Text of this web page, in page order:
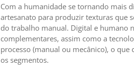
Com a humanidade se tornando mais
artesanato para produzir texturas que
do trabalho manual. Digital e humano
complementares, assim como a
processo (manual ou mecânico), o
os segmentos.